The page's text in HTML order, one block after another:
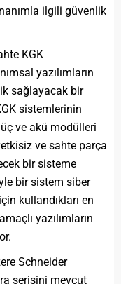
ilgili güvenlik
KGK
yazılımların
sağlayacak bir
sistemlerinin
ve akü modülleri
ve sahte parça
bir sisteme
bir sistem siber
kullandıkları en
yazılımların
Schneider
serisini mevcut